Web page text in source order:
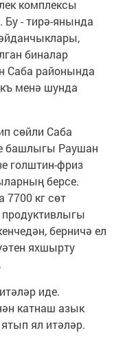
комплексы
- тирә-янында
биналар
Саба районында
менә шунда
сөйли Саба
башлыгы Раушан
голштин-фриз
берсе.
7700 кг сөт
берничә ел
яхшырту
иде.
катнаш азык
ял итәләр.